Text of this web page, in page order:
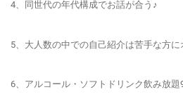
4、同世代の年代構成でお話が合う♪
5、大人数の中での自己紹介は苦手な方に
6、アルコール・ソフトドリンク飲み放題